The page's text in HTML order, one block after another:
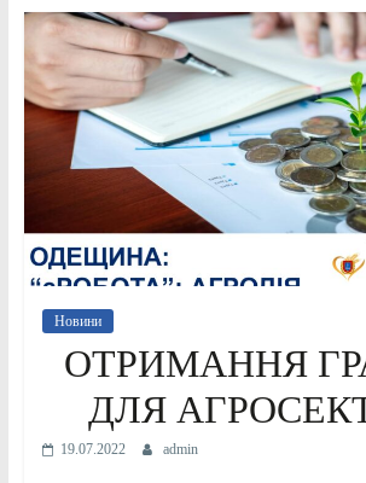
Новини
ОТРИМАННЯ
ДЛЯ
19.07.2022 admin